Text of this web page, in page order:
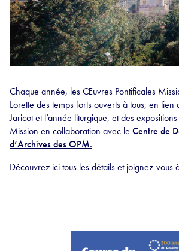
Chaque année, les Œuvres Pontificales
Lorette des temps forts ouverts à tous, en
Jaricot et l’année liturgique, et des
Mission en collaboration avec le Centre de
d’Archives des OPM.
Découvrez ici tous les détails et joignez-vous